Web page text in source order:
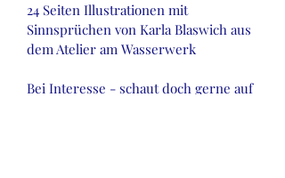
24 Seiten Illustrationen mit
Sinnsprüchen von Karla Blaswich aus
dem Atelier am Wasserwerk
Bei Interesse - schaut doch gerne auf